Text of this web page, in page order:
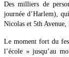
Des milliers de
journée d’Harlem),
Nicolas et 5th Avenue,
Le moment fort du
l’école » jusqu’au